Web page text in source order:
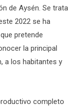
de Aysén. Se trata
2022 se ha
pretende
la principal
a los habitantes y
completo